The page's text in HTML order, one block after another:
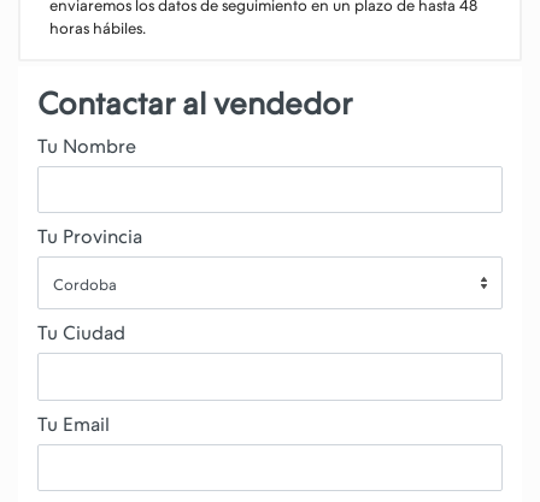
enviaremos los datos de seguimiento en un plazo de hasta 48
horas hábiles.
Contactar al vendedor
Tu Nombre
Tu Provincia
Cordoba
Tu Ciudad
Tu Email